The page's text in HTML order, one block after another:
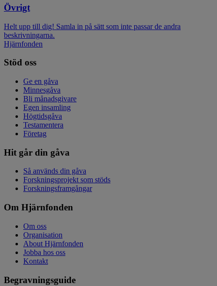
Övrigt
Helt upp till dig! Samla in på sätt som inte passar de andra
beskrivningarna.
Hjärnfonden
Stöd oss
Ge en gåva
Minnesgåva
Bli månadsgivare
Egen insamling
Högtidsgåva
Testamentera
Företag
Hit går din gåva
Så används din gåva
Forskningsprojekt som stöds
Forskningsframgångar
Om Hjärnfonden
Om oss
Organisation
About Hjärnfonden
Jobba hos oss
Kontakt
Begravningsguide